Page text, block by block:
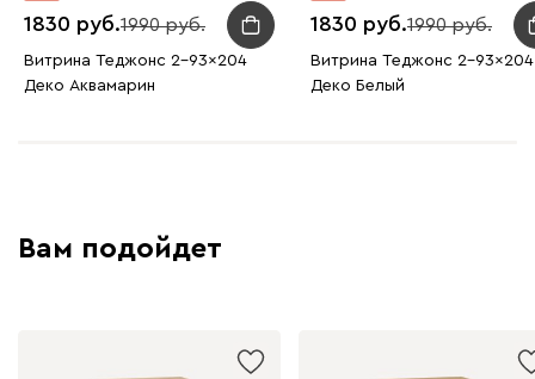
1830 1990
Витрина Теджонс 2-93x204
Деко Аквамарин
1830 1990
Витрина Теджонс 2-93x204
Деко Белый
Вам подойдет